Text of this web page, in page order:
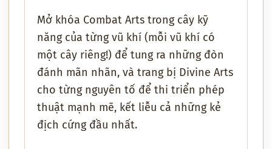
Mở khóa Combat Arts trong cây kỹ
năng của từng vũ khí (mỗi vũ khí có
một cây riêng!) để tung ra những đòn
đánh mãn nhãn, và trang bị Divine Arts
cho từng nguyên tố để thi triển phép
thuật mạnh mẽ, kết liễu cả những kẻ
địch cứng đầu nhất.